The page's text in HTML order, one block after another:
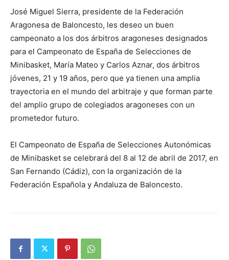
José Miguel Sierra, presidente de la Federación
Aragonesa de Baloncesto, les deseo un buen
campeonato a los dos árbitros aragoneses designados
para el Campeonato de España de Selecciones de
Minibasket, María Mateo y Carlos Aznar, dos árbitros
jóvenes, 21 y 19 años, pero que ya tienen una amplia
trayectoria en el mundo del arbitraje y que forman parte
del amplio grupo de colegiados aragoneses con un
prometedor futuro.
El Campeonato de España de Selecciones Autonómicas
de Minibasket se celebrará del 8 al 12 de abril de 2017, en
San Fernando (Cádiz), con la organización de la
Federación Española y Andaluza de Baloncesto.